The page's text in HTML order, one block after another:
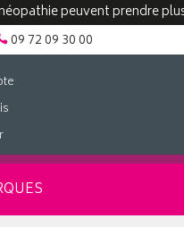
peuvent prendre plus de
09 72 09 30 00